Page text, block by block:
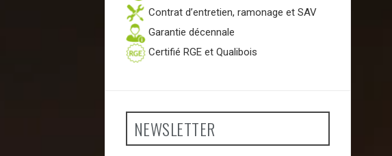
Contrat d’entretien, ramonage et SAV
Garantie décennale
Certifié RGE et Qualibois
NEWSLETTER